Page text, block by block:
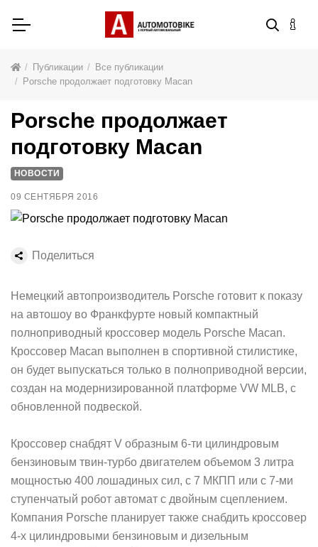
Публикации
Все публикации
Porsche продолжает подготовку Macan
Немецкий автопроизводитель Porsche готовит к показу
на автошоу во Франкфурте новый компактный
полноприводный кроссовер модель Porsche Macan.
Кроссовер Macan выполнен в спортивной стилистике,
он будет выпускаться только в полноприводной версии,
создан на модернизированной платформе VW MLB, с
обновленной подвеской.
Кроссовер снабдят V образным 6-ти цилиндровым
бензиновым твин-турбо двигателем объемом 3 литра
мощностью 400 лошадиных сил, с 7 МКПП или с 7-ми
ступенчатый робот автомат с двойным сцеплением.
Компания Porsche планирует также снабдить кроссовер
4-х цилиндровыми бензиновым и дизельным
Porsche продолжает
подготовку Macan
НОВОСТИ
09 СЕНТЯБРЯ 2016
Поделиться